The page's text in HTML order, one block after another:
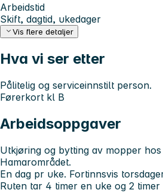
Arbeidstid
Skift, dagtid, ukedager
Vis flere detaljer
Hva vi ser etter
Pålitelig og serviceinnstilt person.
Førerkort kl B
Arbeidsoppgaver
Utkjøring og bytting av mopper
Hamarområdet.
En dag pr uke. Fortinnsvis
Ruten tar 4 timer en uke og 2 timer